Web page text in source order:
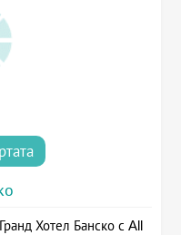
Хотел Банско с All